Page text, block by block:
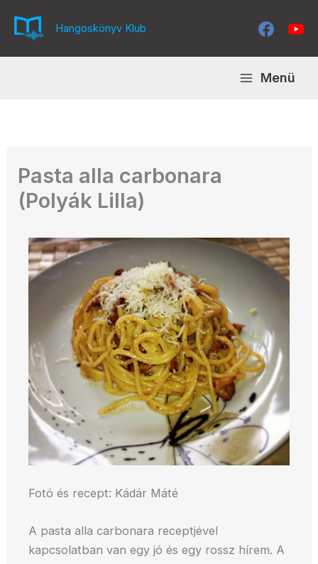
Hangoskönyv Klub
Menü
Pasta alla carbonara
(Polyák Lilla)
Fotó és recept: Kádár Máté
A pasta alla carbonara receptjével
kapcsolatban van egy jó és egy rossz hírem. A